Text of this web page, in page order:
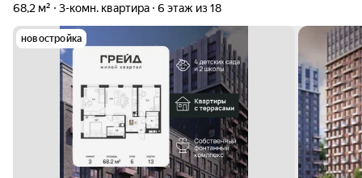
68,2 м²
3-комн. квартира 6 этаж из 18
новостройка